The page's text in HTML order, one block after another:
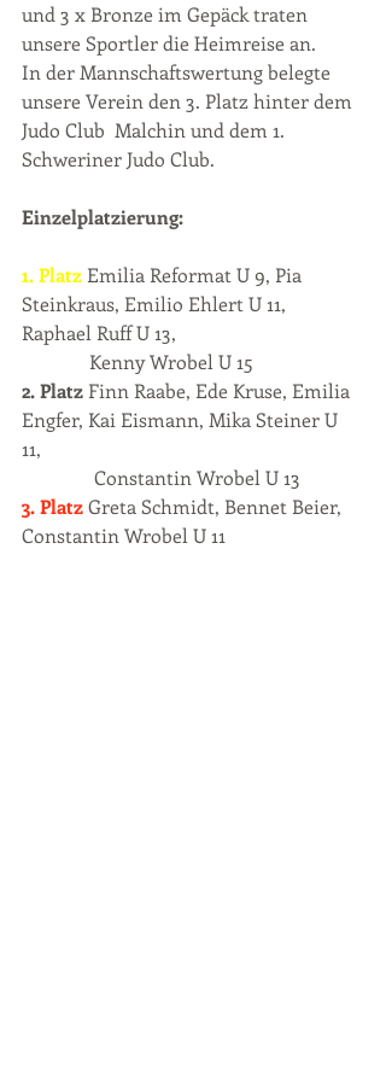
und 3 x Bronze im Gepäck traten
unsere Sportler die Heimreise an.
In der Mannschaftswertung belegte
unsere Verein den 3. Platz hinter dem
Judo Club  Malchin und dem 1.
Schweriner Judo Club.
Einzelplatzierung:
1. Platz Emilia Reformat U 9, Pia
Steinkraus, Emilio Ehlert U 11,
Raphael Ruff U 13,
              Kenny Wrobel U 15
2. Platz Finn Raabe, Ede Kruse, Emilia
Engfer, Kai Eismann, Mika Steiner U
11,
Constantin Wrobel U 13
3. Platz Greta Schmidt, Bennet Beier,
Constantin Wrobel U 11